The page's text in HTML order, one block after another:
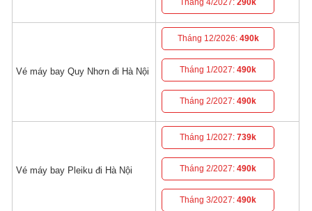
Tháng 4/2027:290k
Vé máy bay Quy Nhơn đi Hà Nội
Tháng 12/2026: 490k
Tháng 1/2027:490k
Tháng 2/2027:490k
Vé máy bay Pleiku đi Hà Nội
Tháng 1/2027:739k
Tháng 2/2027:490k
Tháng 3/2027:490k